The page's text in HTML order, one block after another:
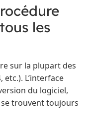
les
sur la plupart des
etc.). L’interface
du logiciel,
se trouvent toujours